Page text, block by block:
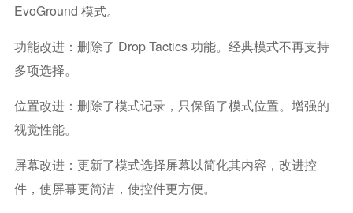
EvoGround 模式。
功能改进：删除了 Drop Tactics 功能。经典模式不再支持
多项选择。
位置改进：删除了模式记录，只保留了模式位置。增强的
视觉性能。
屏幕改进：更新了模式选择屏幕以简化其内容，改进控
件，使屏幕更简洁，使控件更方便。